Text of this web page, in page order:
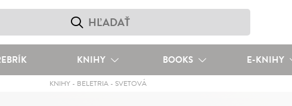
KNIHY BOOKS E-KNIHY
KNIHY - BELETRIA - SVETOVÁ